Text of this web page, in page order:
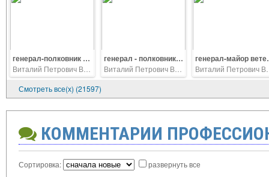
генерал-полковник В.Т. Чуранов, генерал-майор ветеринарной службы В.П.Ветров, генерал-полковник В.И. Исаков генерал - полковник В.Т.Чуранов, генерал-майор В.П.Ветров, Заместитель МО РФ генерал-полковник В.И. Исаков генерал-майор
Смотреть все(х) (21597)
КОММЕНТАРИИ
Сортировка: развернуть все